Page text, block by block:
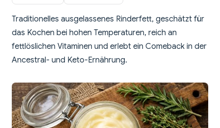
Traditionelles ausgelassenes Rinderfett, geschätzt für
das Kochen bei hohen Temperaturen, reich an
fettlöslichen Vitaminen und erlebt ein Comeback in der
Ancestral- und Keto-Ernährung.